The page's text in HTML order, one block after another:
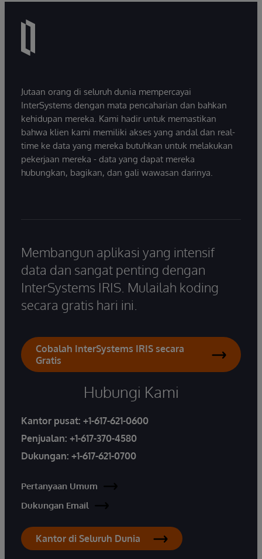
Jutaan orang di seluruh dunia mempercayai
InterSystems dengan mata pencaharian dan bahkan
kehidupan mereka. Kami hadir untuk memastikan
bahwa klien kami memiliki akses yang andal dan real-
time ke data yang mereka butuhkan untuk melakukan
pekerjaan mereka - data yang dapat mereka
hubungkan, bagikan, dan gali wawasan darinya.
Membangun aplikasi yang intensif
data dan sangat penting dengan
InterSystems IRIS. Mulailah koding
secara gratis hari ini.
Cobalah InterSystems IRIS secara
Gratis
Hubungi Kami
Kantor pusat: +1-617-621-0600
Penjualan: +1-617-370-4580
Dukungan: +1-617-621-0700
Pertanyaan Umum
Dukungan Email
Kantor di Seluruh Dunia